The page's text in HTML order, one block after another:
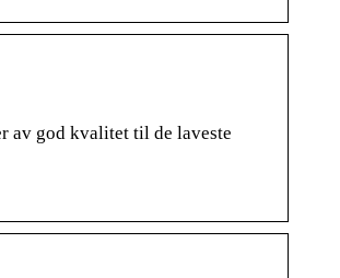
av god kvalitet til de laveste